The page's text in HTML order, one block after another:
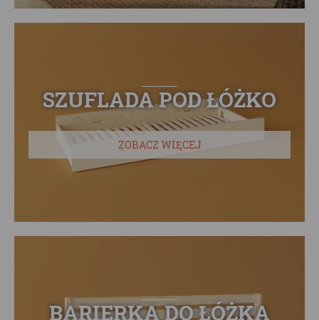
SZUFLADA POD ŁÓŻKO
ZOBACZ WIĘCEJ
BARIERKA DO ŁÓŻKA